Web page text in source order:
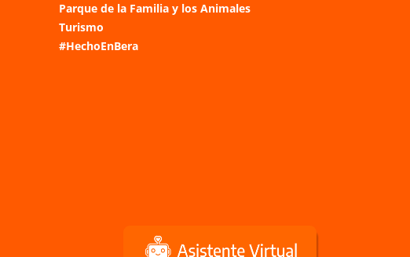
Parque de la Familia y los Animales
Turismo
#HechoEnBera